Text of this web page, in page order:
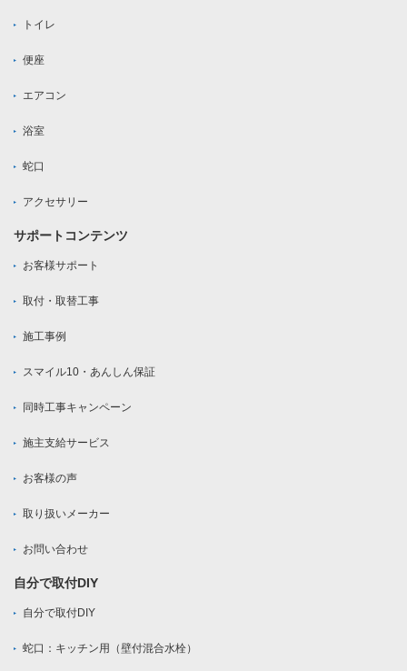
トイレ
便座
エアコン
浴室
蛇口
アクセサリー
サポートコンテンツ
お客様サポート
取付・取替工事
施工事例
スマイル10・あんしん保証
同時工事キャンペーン
施主支給サービス
お客様の声
取り扱いメーカー
お問い合わせ
自分で取付DIY
自分で取付DIY
蛇口：キッチン用（壁付混合水栓）